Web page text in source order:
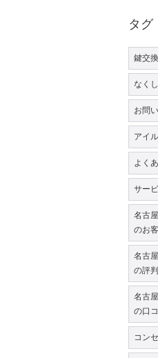
タグ
鍵交換
なく
お問
アイ
よく
サー
名古
のお
名古
の評判
名古
の口
コン